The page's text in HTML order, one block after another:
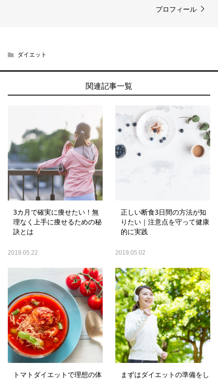
プロフィール
ダイエット
関連記事一覧
3カ月で確実に痩せたい！無
理なく上手に痩せるための秘
訣とは
2019.05.22
正しい断食3日間の方法が知
りたい｜注意点を守って健康
的に実践
2019.05.02
トマトダイエットで理想の体
まずはダイエットの準備をし